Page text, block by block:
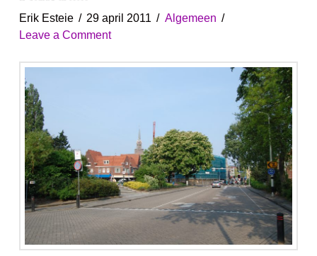
Erik Esteie 29 april 2011
Algemeen
Leave a Comment